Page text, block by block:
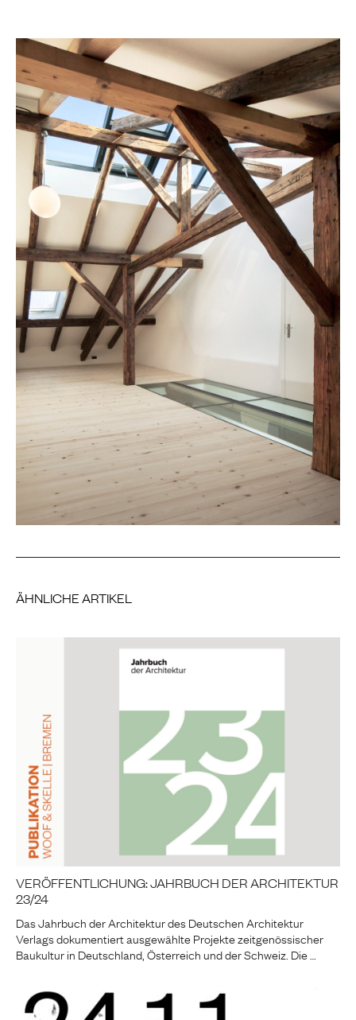
ÄHNLICHE ARTIKEL
VERÖFFENTLICHUNG: JAHRBUCH DER ARCHITEKTUR
23/24
Das Jahrbuch der Architektur des Deutschen Architektur
Verlags dokumentiert ausgewählte Projekte zeitgenössischer
Baukultur in Deutschland, Österreich und der Schweiz. Die …